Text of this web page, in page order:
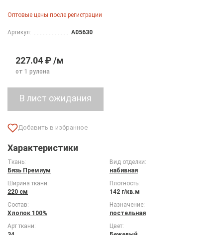
Оптовые цены после регистрации
Артикул: A05630
227.04 ₽ /м
от 1 рулона
Характеристики
Ткань:
Бязь Премиум
Вид отделки:
набивная
Ширина ткани:
220 см
Плотность:
142 г/кв.м
Состав:
Хлопок 100%
Назначение:
постельная
Арт ткани:
Цвет: